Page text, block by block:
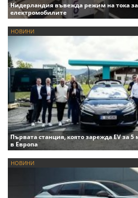
Нидерландия въвежда режим на тока
електромобилите
НОВИНИ
Първата станция, която зарежда EV за
в Европа
НОВИНИ